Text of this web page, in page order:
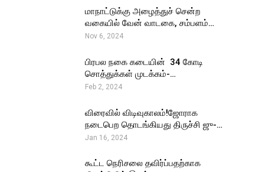
மாநாட்டுக்கு அழைத்துச் சென்ற
வகையில் வேன் வாடகை, சம்பளம்…
Nov 6, 2024
பிரபல நகை கடையின் ₹ 34 கோடி
சொத்துக்கள் முடக்கம்-…
Feb 2, 2024
விரைவில் விடிவுகாலம்!ஜோராக
நடைபெற தொடங்கியது திருச்சி ஜு-…
Jan 16, 2024
கூட்ட நெரிசலை தவிர்ப்பதற்காக